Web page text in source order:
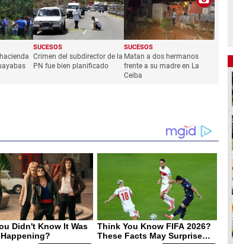
SUCESOS
Crimen del subdirector de la
PN fue bien planificado
SUCESOS
Matan a dos hermanos
frente a su madre en La
Ceiba